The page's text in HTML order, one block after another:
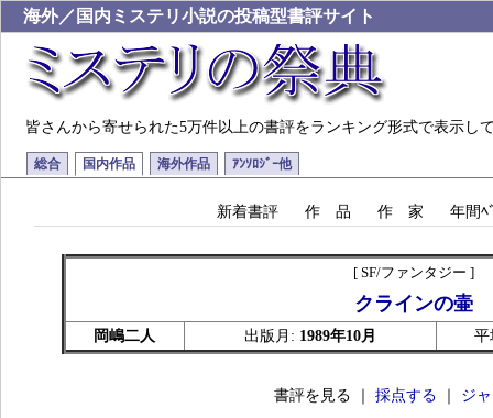
海外／国内ミステリ小説の投稿型書評サイト
皆さんから寄せられた5万件以上の書評をランキング形式で表示し
総合 国内作品 海外作品 ｱﾝｿﾛｼﾞｰ他
新着書評 作 品 作 家 年間ﾍ
[ SF/ファンタジー ]
クラインの壷
岡嶋二人 出版月: 1989年10月
書評を見る ｜ 採点する ジ